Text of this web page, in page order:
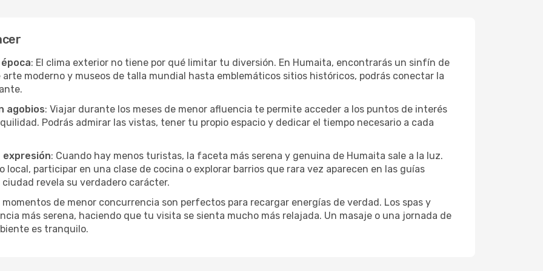
: El clima exterior no tiene por qué limitar tu diversión. En Humaita, encontrarás un sinfín de
moderno y museos de talla mundial hasta emblemáticos sitios históricos, podrás conectar la
agobios: Viajar durante los meses de menor afluencia te permite acceder a los puntos de interés
Podrás admirar las vistas, tener tu propio espacio y dedicar el tiempo necesario a cada
expresión: Cuando hay menos turistas, la faceta más serena y genuina de Humaita sale a la luz.
local, participar en una clase de cocina o explorar barrios que rara vez aparecen en las guías
revela su verdadero carácter.
momentos de menor concurrencia son perfectos para recargar energías de verdad. Los spas y
más serena, haciendo que tu visita se sienta mucho más relajada. Un masaje o una jornada de
es tranquilo.